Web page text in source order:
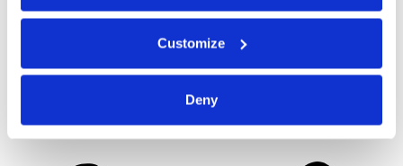
Customize
Deny